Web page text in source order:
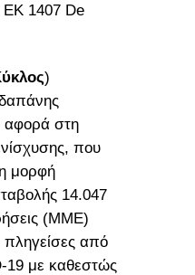
EK 1407 De
)
αφορά στη
που
μορφή
14.047
(MME)
από
19 με καθεστώς